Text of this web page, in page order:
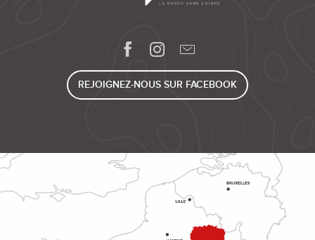
REJOIGNEZ-NOUS SUR FACEBOOK